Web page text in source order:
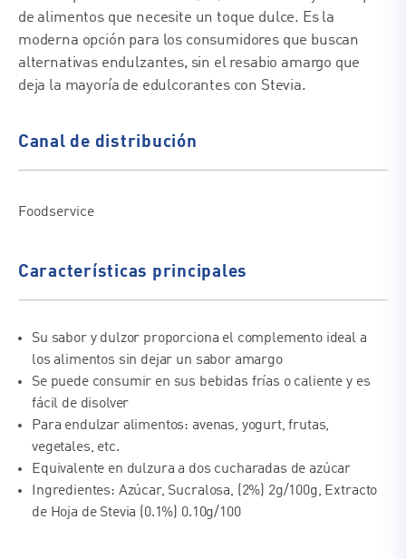
de alimentos que necesite un toque dulce. Es la
moderna opción para los consumidores que buscan
alternativas endulzantes, sin el resabio amargo que
deja la mayoría de edulcorantes con Stevia.
Canal de distribución
Foodservice
Características principales
Su sabor y dulzor proporciona el complemento ideal a
los alimentos sin dejar un sabor amargo
Se puede consumir en sus bebidas frías o caliente y es
fácil de disolver
Para endulzar alimentos: avenas, yogurt, frutas,
vegetales, etc.
Equivalente en dulzura a dos cucharadas de azúcar
Ingredientes: Azúcar, Sucralosa, (2%) 2g/100g, Extracto
de Hoja de Stevia (0.1%) 0.10g/100